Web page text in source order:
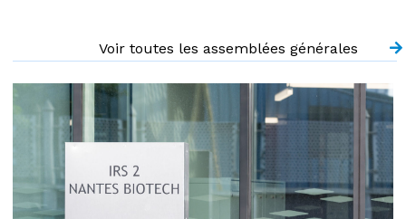
Voir toutes les assemblées générales